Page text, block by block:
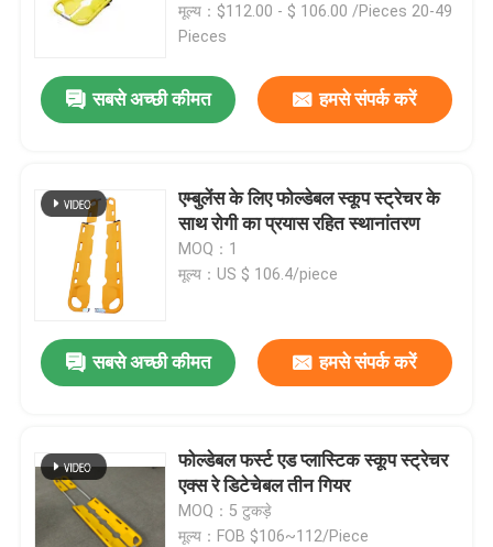
मूल्य：$112.00 - $ 106.00 /Pieces 20-49
Pieces
सबसे अच्छी कीमत हमसे संपर्क करें
एम्बुलेंस के लिए फोल्डेबल स्कूप स्ट्रेचर के
साथ रोगी का प्रयास रहित स्थानांतरण
MOQ：1
मूल्य：US $ 106.4/piece
सबसे अच्छी कीमत हमसे संपर्क करें
फोल्डेबल फर्स्ट एड प्लास्टिक स्कूप स्ट्रेचर
एक्स रे डिटेचेबल तीन गियर
MOQ：5 टुकड़े
मूल्य：FOB $106~112/Piece